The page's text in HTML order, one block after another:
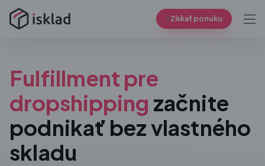
Získať ponuku
Fulfillment pre
dropshipping začnite
podnikať bez vlastného
skladu